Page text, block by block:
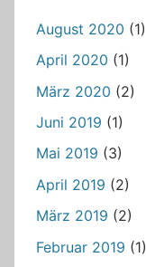
August 2020 (1)
April 2020 (1)
März 2020 (2)
Juni 2019 (1)
Mai 2019 (3)
April 2019 (2)
März 2019 (2)
Februar 2019 (1)